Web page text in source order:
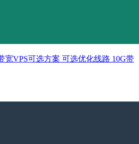
宽VPS可选方案 可选优化线路 10G带